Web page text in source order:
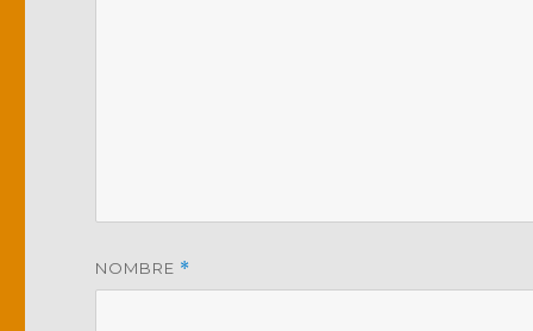
NOMBRE *